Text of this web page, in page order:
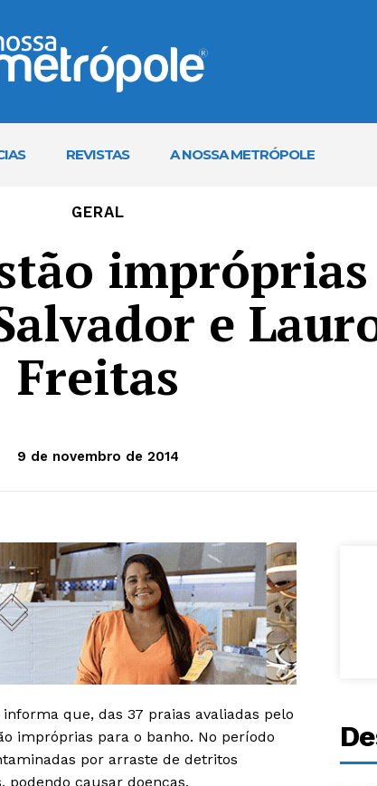
REVISTAS A NOSSA METRÓPOLE
GERAL
e
Freitas
9 de novembro de 2014
que, das 37 praias avaliadas pelo
impróprias para o banho. No período
por arraste de detritos
podendo causar doenças.